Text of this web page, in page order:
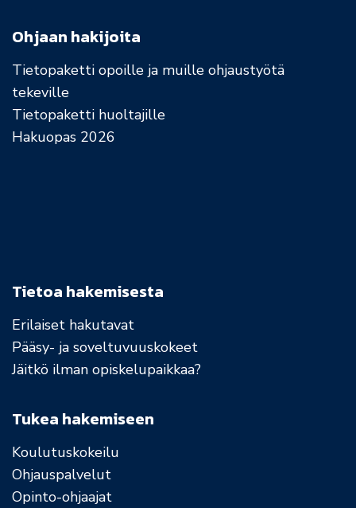
Ohjaan hakijoita
Tietopaketti opoille ja muille ohjaustyötä
tekeville
Tietopaketti huoltajille
Hakuopas 2026
Tietoa hakemisesta
Erilaiset hakutavat
Pääsy- ja soveltuvuuskokeet
Jäitkö ilman opiskelupaikkaa?
Tukea hakemiseen
Koulutuskokeilu
Ohjauspalvelut
Opinto-ohjaajat